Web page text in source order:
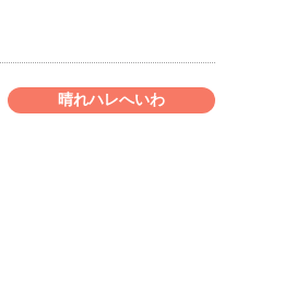
晴れハレへいわ